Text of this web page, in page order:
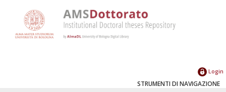
Login
STRUMENTI DI NAVIGAZIONE